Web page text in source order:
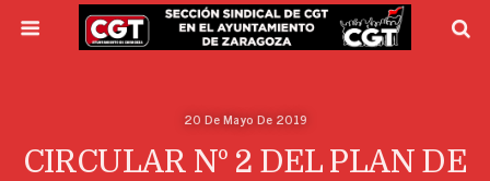
20 De Mayo De 2019
CIRCULAR Nº 2 DEL PLAN DE